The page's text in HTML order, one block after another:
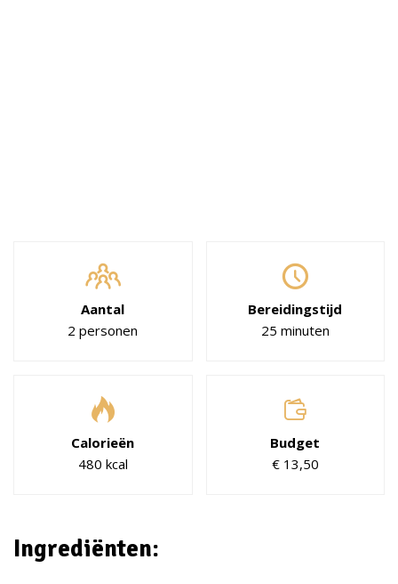
Aantal
2 personen
Bereidingstijd
25 minuten
Calorieën
480 kcal
Budget
€ 13,50
Ingrediënten: